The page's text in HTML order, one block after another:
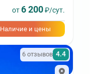
от6 200₽/сут.
Наличие и цены
6 отзывов 4.4